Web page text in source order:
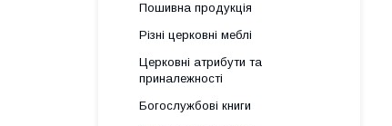
Пошивна продукція
Різні церковні меблі
Церковні атрибути та
приналежності
Богослужбові книги